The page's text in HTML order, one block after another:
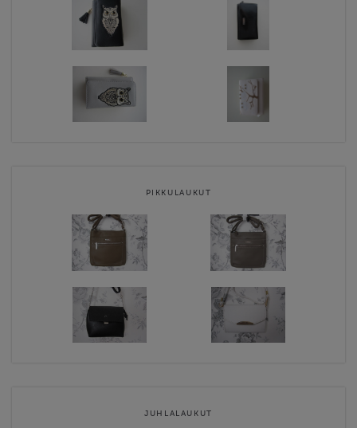
PIKKULAUKUT
JUHLALAUKUT